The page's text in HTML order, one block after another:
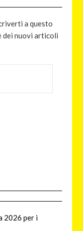
a questo
dei nuovi articoli
2026 per i